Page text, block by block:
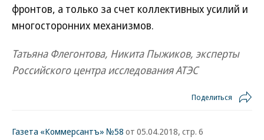
фронтов, а только за счет коллективных усилий и
многосторонних механизмов.
Татьяна Флегонтова, Никита Пыжиков, эксперты
Российского центра исследования АТЭС
Поделиться
Газета «Коммерсантъ» №58 от 05.04.2018, стр. 6